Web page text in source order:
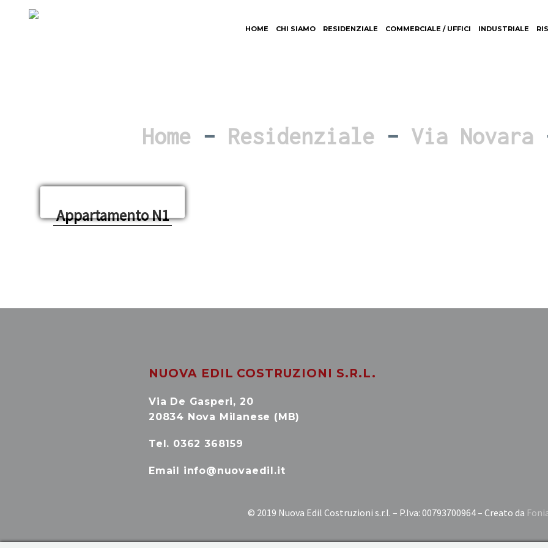
HOME CHI SIAMO RESIDENZIALE COMMERCIALE / UFFICI INDUSTRIALE
Home – Residenziale – Via Novara
Appartamento N1
NUOVA EDIL COSTRUZIONI S.R.L.
Via De Gasperi, 20
20834 Nova Milanese (MB)
Tel. 0362 368159
Email info@nuovaedil.it
© 2019 Nuova Edil Costruzioni s.r.l. – P.Iva: 00793700964 – Creato da